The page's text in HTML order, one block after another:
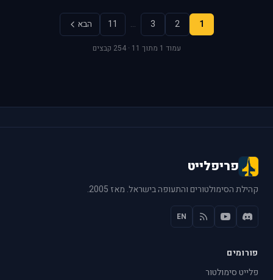
1
2
3
…
11 הבא
עמוד 1 מתוך 11 · 254 קבצים
פריפלייט
קהילת הסימולטורים והתעופה בישראל. מאז 2005.
EN
פורומים
פלייט סימולטור